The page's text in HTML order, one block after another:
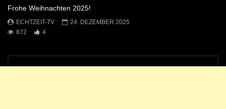
Frohe Weihnachten 2025!
ECHTZEIT-TV
24. DEZEMBER 2025
872
4